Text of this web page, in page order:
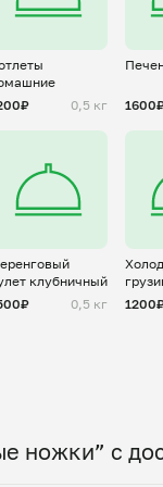
0,5 кг
клубничный
0,5 кг
ножки” с